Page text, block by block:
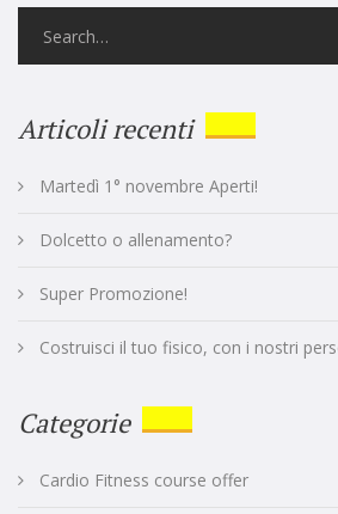
Articoli recenti
Martedì 1° novembre Aperti!
Dolcetto o allenamento?
Super Promozione!
Costruisci il tuo fisico, con i nostri
Categorie
Cardio Fitness course offer